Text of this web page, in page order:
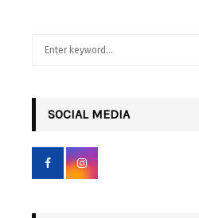
r
SOCIAL MEDIA